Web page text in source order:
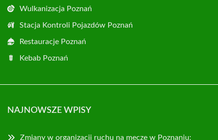
Wulkanizacja Poznań
Stacja Kontroli Pojazdów Poznań
Restauracje Poznań
Kebab Poznań
NAJNOWSZE WPISY
Zmiany w organizacji ruchu na mecze w Poznaniu: